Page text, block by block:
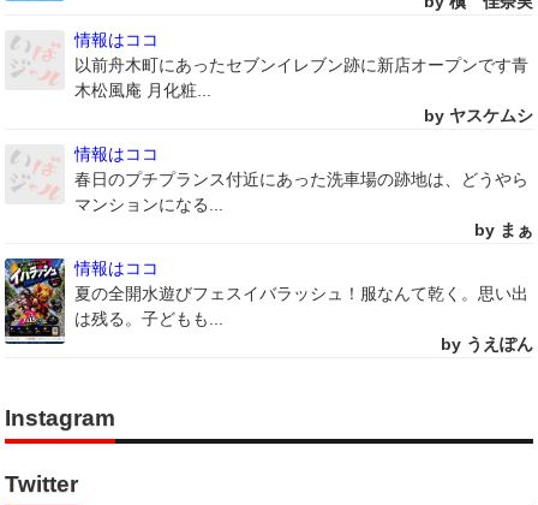
情報はココ
以前舟木町にあったセブンイレブン跡に新店オープンです青
木松風庵 月化粧...
by ヤスケムシ
情報はココ
春日のプチプランス付近にあった洗車場の跡地は、どうやら
マンションになる...
by まぁ
情報はココ
夏の全開水遊びフェスイバラッシュ！服なんて乾く。思い出
は残る。子どもも...
by うえぽん
Instagram
Twitter